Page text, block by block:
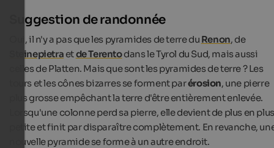
Suggestion de randonnée
Oui, il n'y a pas que les pyramides de terre du Renon, de
Steinepietra etde Terentodans le Tyrol du Sud, mais aussi
celles de Platten. Mais que sont les pyramides de terre ? Les
tours et les cônes bizarres se forment parérosion, une pierre
plus grosse empêchant la terre d'être entièrement enlevée.
Lorsqu'une colonne perd sa pierre, elle devient de plus en plus
petite et finit par disparaître complètement. En revanche,
nouvelle pyramide se forme à un autre endroit.